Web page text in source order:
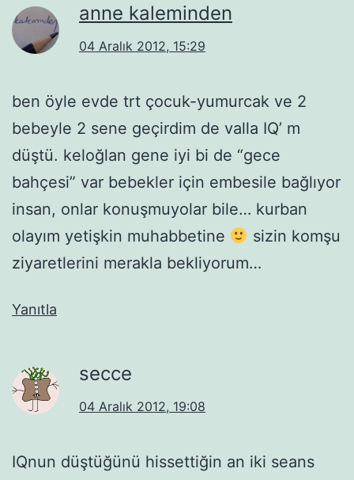
anne kaleminden
04 Aralık 2012, 15:29
ben öyle evde trt çocuk-yumurcak ve 2
bebeyle 2 sene geçirdim de valla IQ’ m
düştü. keloğlan gene iyi bi de “gece
bahçesi” var bebekler için embesile bağlıyor
insan, onlar konuşmuyolar bile… kurban
olayım yetişkin muhabbetine
sizin komşu
ziyaretlerini merakla bekliyorum…
Yanıtla
secce
04 Aralık 2012, 19:08
IQnun düştüğünü hissettiğin an iki seans